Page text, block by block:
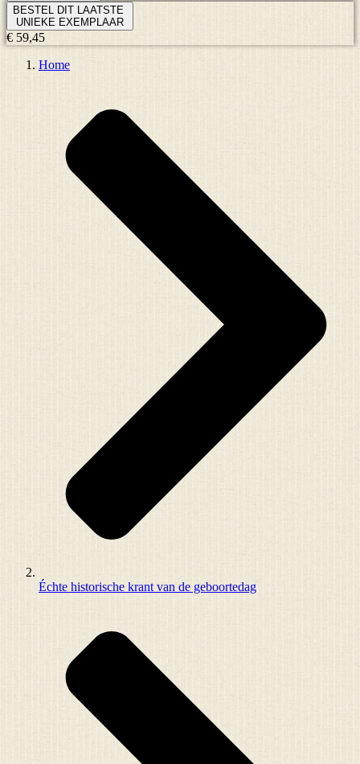
BESTEL DIT LAATSTE
UNIEKE EXEMPLAAR
€ 59,45
Home
Échte historische krant van de geboortedag